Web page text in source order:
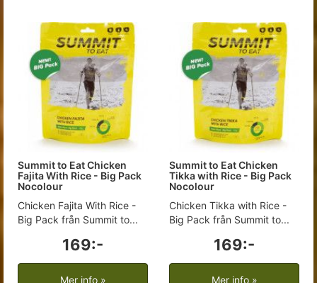
Summit to Eat Chicken
Fajita With Rice - Big Pack
Nocolour
Chicken Fajita With Rice -
Big Pack från Summit to...
169:-
Mer info »
Summit to Eat Chicken
Tikka with Rice - Big Pack
Nocolour
Chicken Tikka with Rice -
Big Pack från Summit to...
169:-
Mer info »